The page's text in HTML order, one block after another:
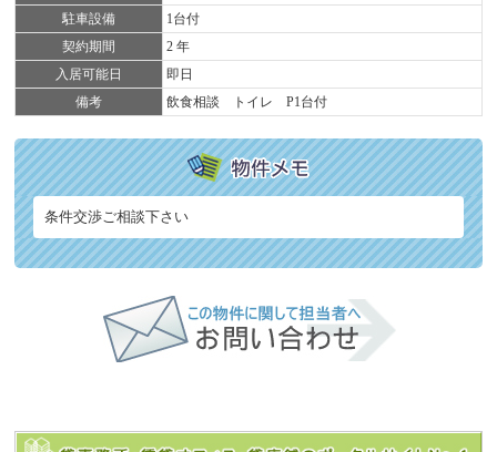
駐車設備
1台付
契約期間
2 年
入居可能日
即日
備考
飲食相談 トイレ P1台付
条件交渉ご相談下さい